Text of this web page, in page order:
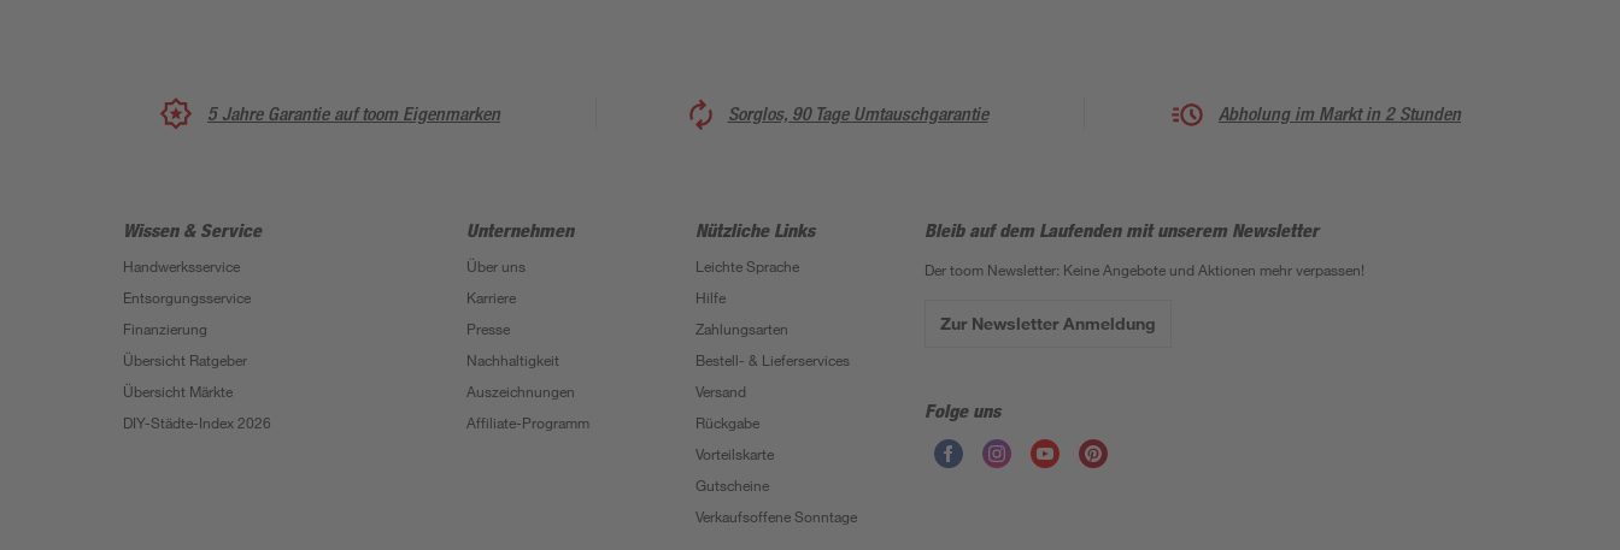
5 Jahre Garantie auf toom Eigenmarken Sorglos, 90 Tage Umtauschgarantie Abholung im Markt in 2 Stunden
Wissen & Service
Handwerksservice
Entsorgungsservice
Finanzierung
Übersicht Ratgeber
Übersicht Märkte
DIY-Städte-Index 2026
Unternehmen
Über uns
Karriere
Presse
Nachhaltigkeit
Auszeichnungen
Affiliate-Programm
Nützliche Links
Leichte Sprache
Hilfe
Zahlungsarten
Bestell- & Lieferservices
Versand
Rückgabe
Vorteilskarte
Gutscheine
Verkaufsoffene Sonntage
Bleib auf dem Laufenden mit unserem Newsletter
Der toom Newsletter: Keine Angebote und Aktionen mehr verpassen!
Zur Newsletter Anmeldung
Folge uns